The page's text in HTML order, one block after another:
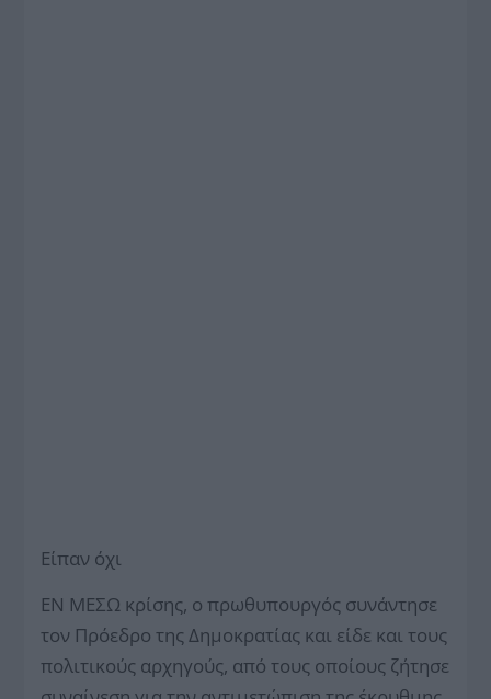
Είπαν όχι
ΕΝ ΜΕΣΩ κρίσης, ο πρωθυπουργός συνάντησε
τον Πρόεδρο της Δημοκρατίας και είδε και τους
πολιτικούς αρχηγούς, από τους οποίους ζήτησε